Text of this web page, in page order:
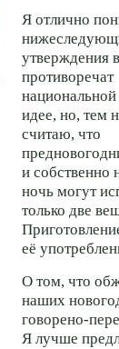
Я отлично
утверждения
противоречат
идее, но, тем
считаю, что
и
ночь могут
только две
её
О том, что
наших
говорено-
Я лучше